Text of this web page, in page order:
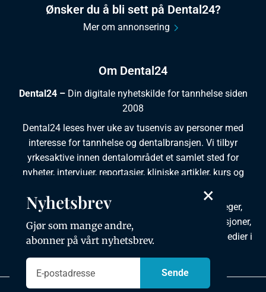
Om Dental24
Dental24 – Din digitale nyhetskilde for tannhelse siden
2008
Dental24 leses hver uke av tusenvis av personer med
interesse for tannhelse og dentalbransjen. Vi tilbyr
yrkesaktive innen dentalområdet et samlet sted for
nyheter, intervjuer, reportasjer, kliniske artikler, kurs og
Dental24 produseres i tett samarbeid med tannleger,
tannpleiere, tannsøkere, tannteknikere samt institusjoner,
foreninger, organisasjoner, leverandører og andre medier i
Ønsker du å bli sett på Dental24?
Mer om annonsering
×
Nyhetsbrev
Gjør som mange andre,
abonner på vårt nyhetsbrev.